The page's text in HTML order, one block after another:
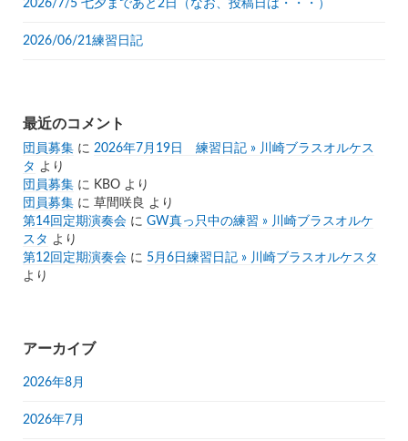
2026/7/5 七夕まであと2日（なお、投稿日は・・・）
2026/06/21練習日記
最近のコメント
団員募集 に 2026年7月19日 練習日記 » 川崎ブラスオルケス
タ より
団員募集 に KBO より
団員募集 に 草間咲良 より
第14回定期演奏会 に GW真っ只中の練習 » 川崎ブラスオルケ
スタ より
第12回定期演奏会 に 5月6日練習日記 » 川崎ブラスオルケスタ
より
アーカイブ
2026年8月
2026年7月